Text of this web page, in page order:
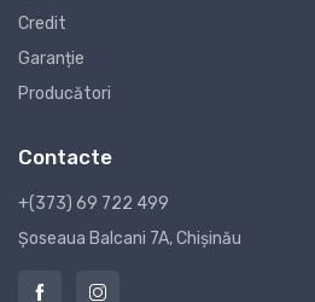
Credit
Garanție
Producători
Contacte
+(373) 69 722 499
Șoseaua Balcani 7A, Chișinău